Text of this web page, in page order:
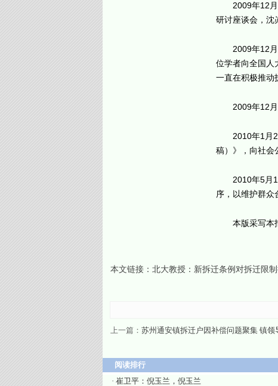
2009年12
研讨座谈会，沈
2009年12
位学者向全国人
一直在积极推动
2009年12
2010年1月
稿）》，向社会
2010年5月
序，以维护群众
本版采写本
本文链接： 北大教授：新拆迁条例对拆迁限
上一篇： 苏州通安镇拆迁户因补偿问题聚集 镇领
阅读排行
· 崔卫平：倪玉兰，倪玉兰